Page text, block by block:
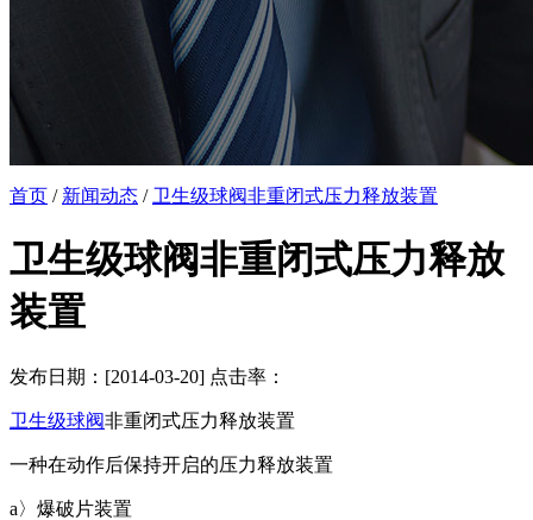
首页 / 新闻动态 / 卫生级球阀非重闭式压力释放装置
卫生级球阀非重闭式压力释放
装置
发布日期：[2014-03-20] 点击率：
卫生级球阀非重闭式压力释放装置
一种在动作后保持开启的压力释放装置
a〉爆破片装置